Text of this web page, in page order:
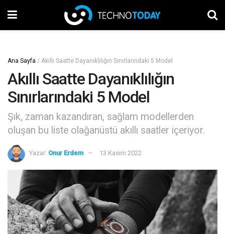
Ana Sayfa / Akıllı Saatte Dayanıklılığın Sınırlarındaki 5 Model
Akıllı Saatte Dayanıklılığın
Sınırlarındaki 5 Model
Şık, zaman kazandıran, sağlam modellerden
oluşan bu liste olağanüstü akıllı saatler içeriyor.
Yazar: Onur Erdem 13 Kasım 2022